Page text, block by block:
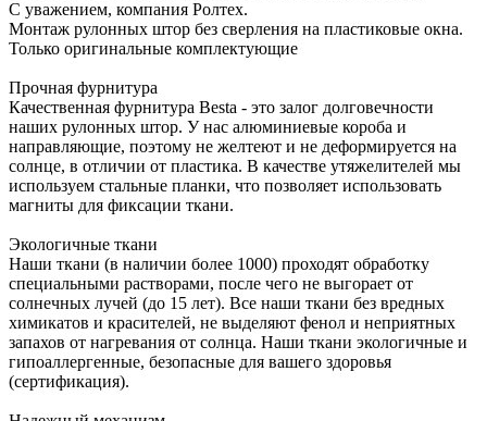
С уважением, компания Ролтех.
Монтаж рулонных штор без сверления на пластиковые окна.
Только оригинальные комплектующие
Прочная фурнитура
Качественная фурнитура Besta - это залог долговечности
наших рулонных штор. У нас алюминиевые короба и
направляющие, поэтому не желтеют и не деформируется на
солнце, в отличии от пластика. В качестве утяжелителей мы
используем стальные планки, что позволяет использовать
магниты для фиксации ткани.
Экологичные ткани
Наши ткани (в наличии более 1000) проходят обработку
специальными растворами, после чего не выгорает от
солнечных лучей (до 15 лет). Все наши ткани без вредных
химикатов и красителей, не выделяют фенол и неприятных
запахов от нагревания от солнца. Наши ткани экологичные и
гипоаллергенные, безопасные для вашего здоровья
(сертификация).